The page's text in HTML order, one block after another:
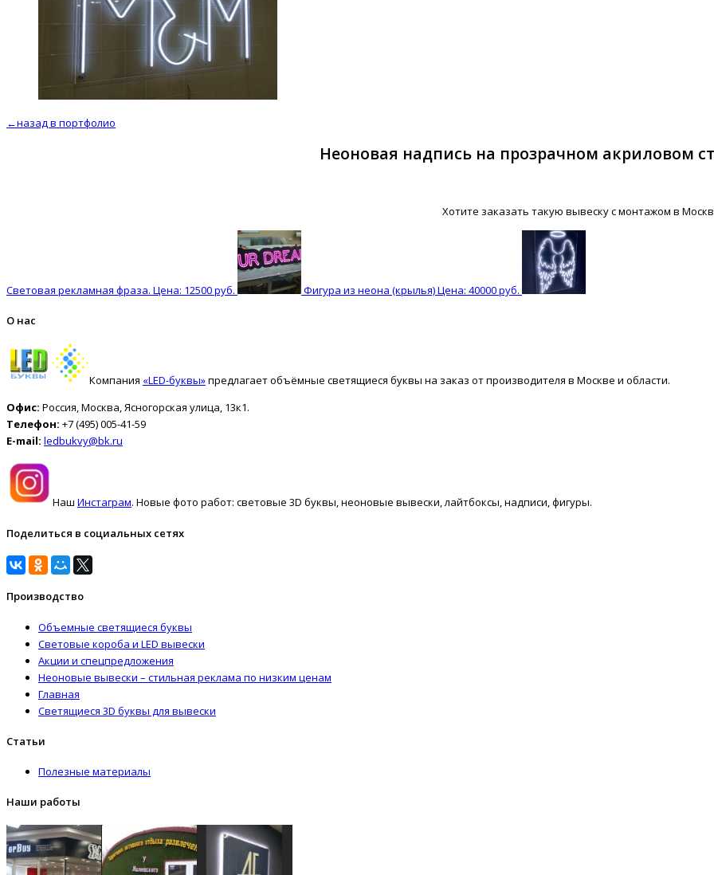
←назад в портфолио
Неоновая надпись на прозрачном акриловом
Хотите заказать такую вывеску с монтажом в
Световая рекламная фраза. Цена: 12500 руб. Фигура из неона (крылья) Цена: 40000 руб.
О нас
Компания «LED-буквы»предлагает объёмные светящиеся буквы на заказ от производителя в Москве и области.
Офис: Россия, Москва, Ясногорская улица, 13к1.
Телефон: +7 (495) 005-41-59
E-mail: ledbukvy@bk.ru
Наш Инстаграм. Новые фото работ: световые 3D буквы, неоновые вывески, лайтбоксы, надписи, фигуры.
Поделиться в социальных сетях
Производство
Объемные светящиеся буквы
Световые короба и LED вывески
Акции и спецпредложения
Неоновые вывески – стильная реклама по низким ценам
Главная
Светящиеся 3D буквы для вывески
Статьи
Полезные материалы
Наши работы